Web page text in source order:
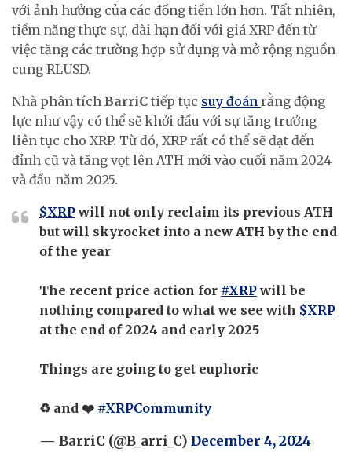
với ảnh hưởng của các đồng tiền lớn hơn. Tất nhiên,
tiềm năng thực sự, dài hạn đối với giá XRP đến từ
việc tăng các trường hợp sử dụng và mở rộng nguồn
cung RLUSD.
Nhà phân tích BarriC tiếp tục suy đoán rằng động
lực như vậy có thể sẽ khởi đầu với sự tăng trưởng
liên tục cho XRP. Từ đó, XRP rất có thể sẽ đạt đến
đỉnh cũ và tăng vọt lên ATH mới vào cuối năm 2024
và đầu năm 2025.
$XRPwill not only reclaim its previous ATH
but will skyrocket into a new ATH by the end
of the year
The recent price action for #XRPwill be
nothing compared to what we see with $XRP
at the end of 2024 and early 2025
Things are going to get euphoric
♻️ and ❤️ #XRPCommunity
— BarriC (@B_arri_C) December 4, 2024